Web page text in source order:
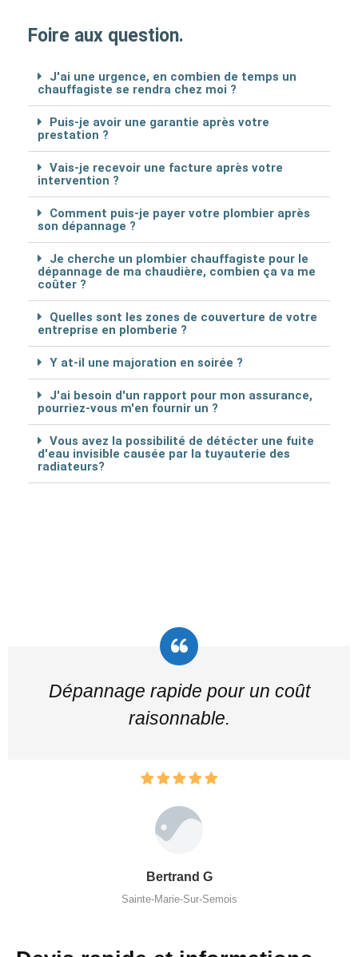
Foire aux question.
J'ai une urgence, en combien de temps un
chauffagiste se rendra chez moi ?
Puis-je avoir une garantie après votre
prestation ?
Vais-je recevoir une facture après votre
intervention ?
Comment puis-je payer votre plombier après
son dépannage ?
Je cherche un plombier chauffagiste pour le
dépannage de ma chaudière, combien ça va me
coûter ?
Quelles sont les zones de couverture de votre
entreprise en plomberie ?
Y at-il une majoration en soirée ?
J'ai besoin d'un rapport pour mon assurance,
pourriez-vous m'en fournir un ?
Vous avez la possibilité de détécter une fuite
d'eau invisible causée par la tuyauterie des
radiateurs?
Dépannage rapide pour un coût
raisonnable.
Bertrand G
Sainte-Marie-Sur-Semois